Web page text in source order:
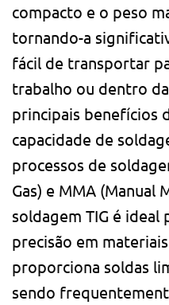
compacto e o peso
tornando-a
fácil de transportar
trabalho ou dentro
principais benefícios
capacidade de
processos de
Gas) e MMA (Manual
soldagem TIG é ideal
precisão em
proporciona soldas
sendo